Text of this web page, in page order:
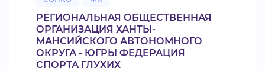
РЕГИОНАЛЬНАЯ ОБЩЕСТВЕННАЯ
ОРГАНИЗАЦИЯ ХАНТЫ-
МАНСИЙСКОГО АВТОНОМНОГО
ОКРУГА - ЮГРЫ ФЕДЕРАЦИЯ
СПОРТА ГЛУХИХ